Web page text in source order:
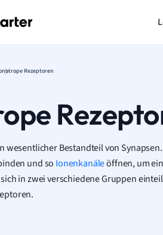
Rezeptoren
wesentlicher Bestandteil von
und so Ionenkanäleöffnen, um
in zwei verschiedene Gruppen